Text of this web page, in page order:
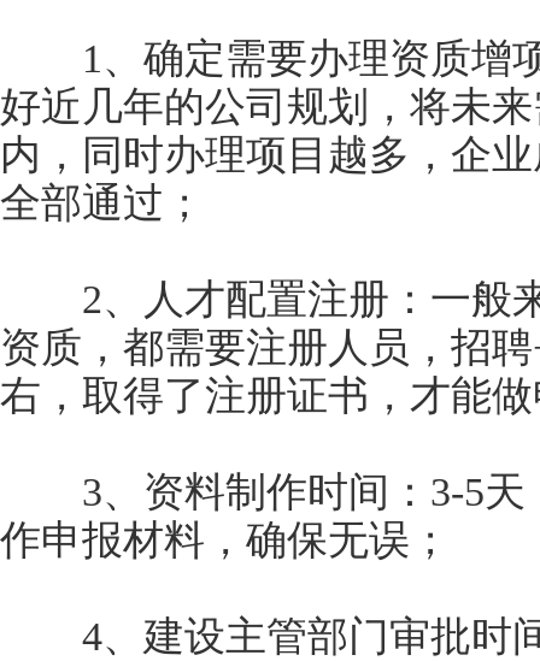
1、确定需要办理资质增
好近几年的公司规划，将未
内，同时办理项目越多，企
全部通过；
2、人才配置注册：一般
资质，都需要注册人员，招
右，取得了注册证书，才能
3、资料制作时间：3-5天
作申报材料，确保无误；
4、建设主管部门审批时